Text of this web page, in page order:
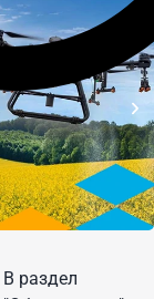
В раздел